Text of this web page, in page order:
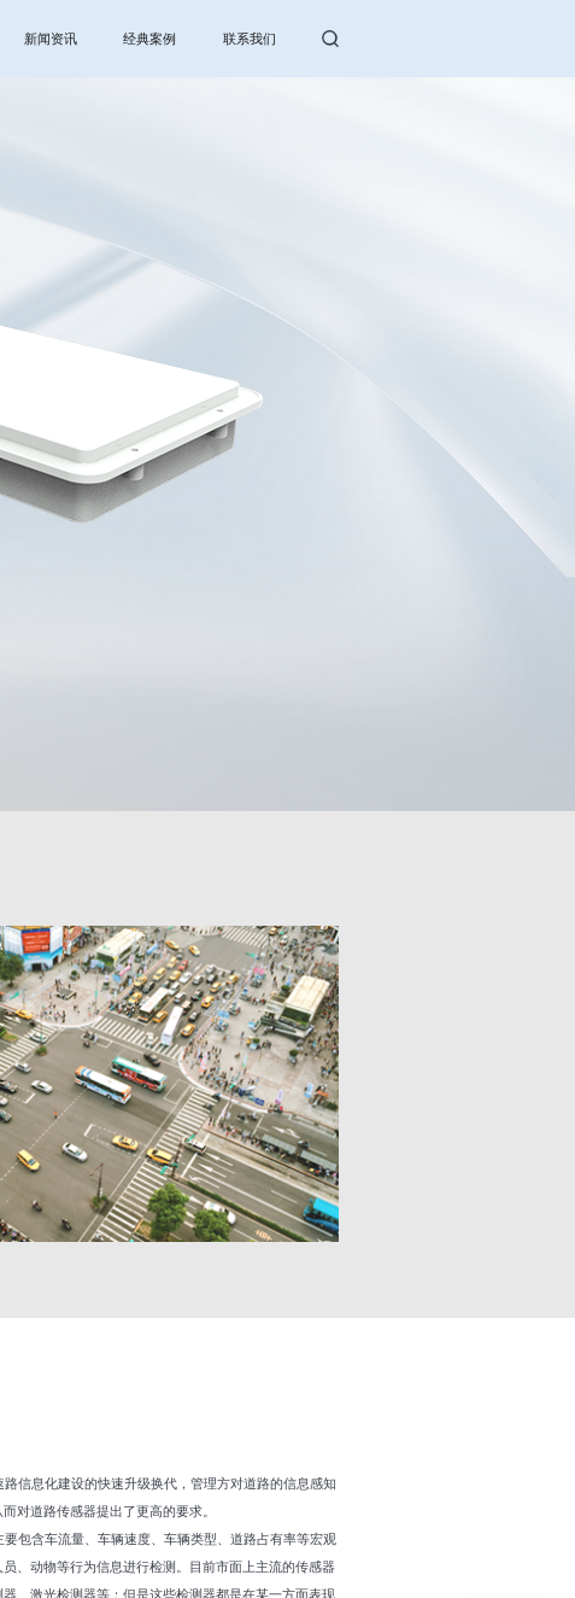
新闻资讯 经典案例 联系我们
信息化建设的快速升级换代，管理方对道路的信息感知
对道路传感器提出了更高的要求。
包含车流量、车辆速度、车辆类型、道路占有率等宏观
、动物等行为信息进行检测。目前市面上主流的传感器
、激光检测器等；但是这些检测器都是在某一方面表现